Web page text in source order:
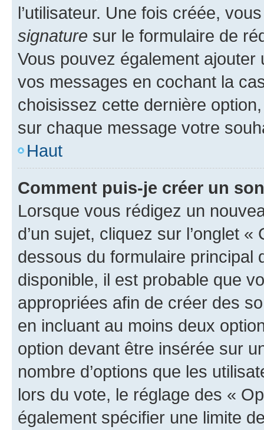
l’utilisateur. Une fois créée,
signature sur le formulaire de
Vous pouvez également
vos messages en cochant la
choisissez cette dernière
sur chaque message votre
Haut
Comment puis-je créer un
Lorsque vous rédigez un
d’un sujet, cliquez sur l’onglet
dessous du formulaire principal
disponible, il est probable que
appropriées afin de créer des
en incluant au moins deux
option devant être insérée sur
nombre d’options que les
lors du vote, le réglage des «
également spécifier une limite